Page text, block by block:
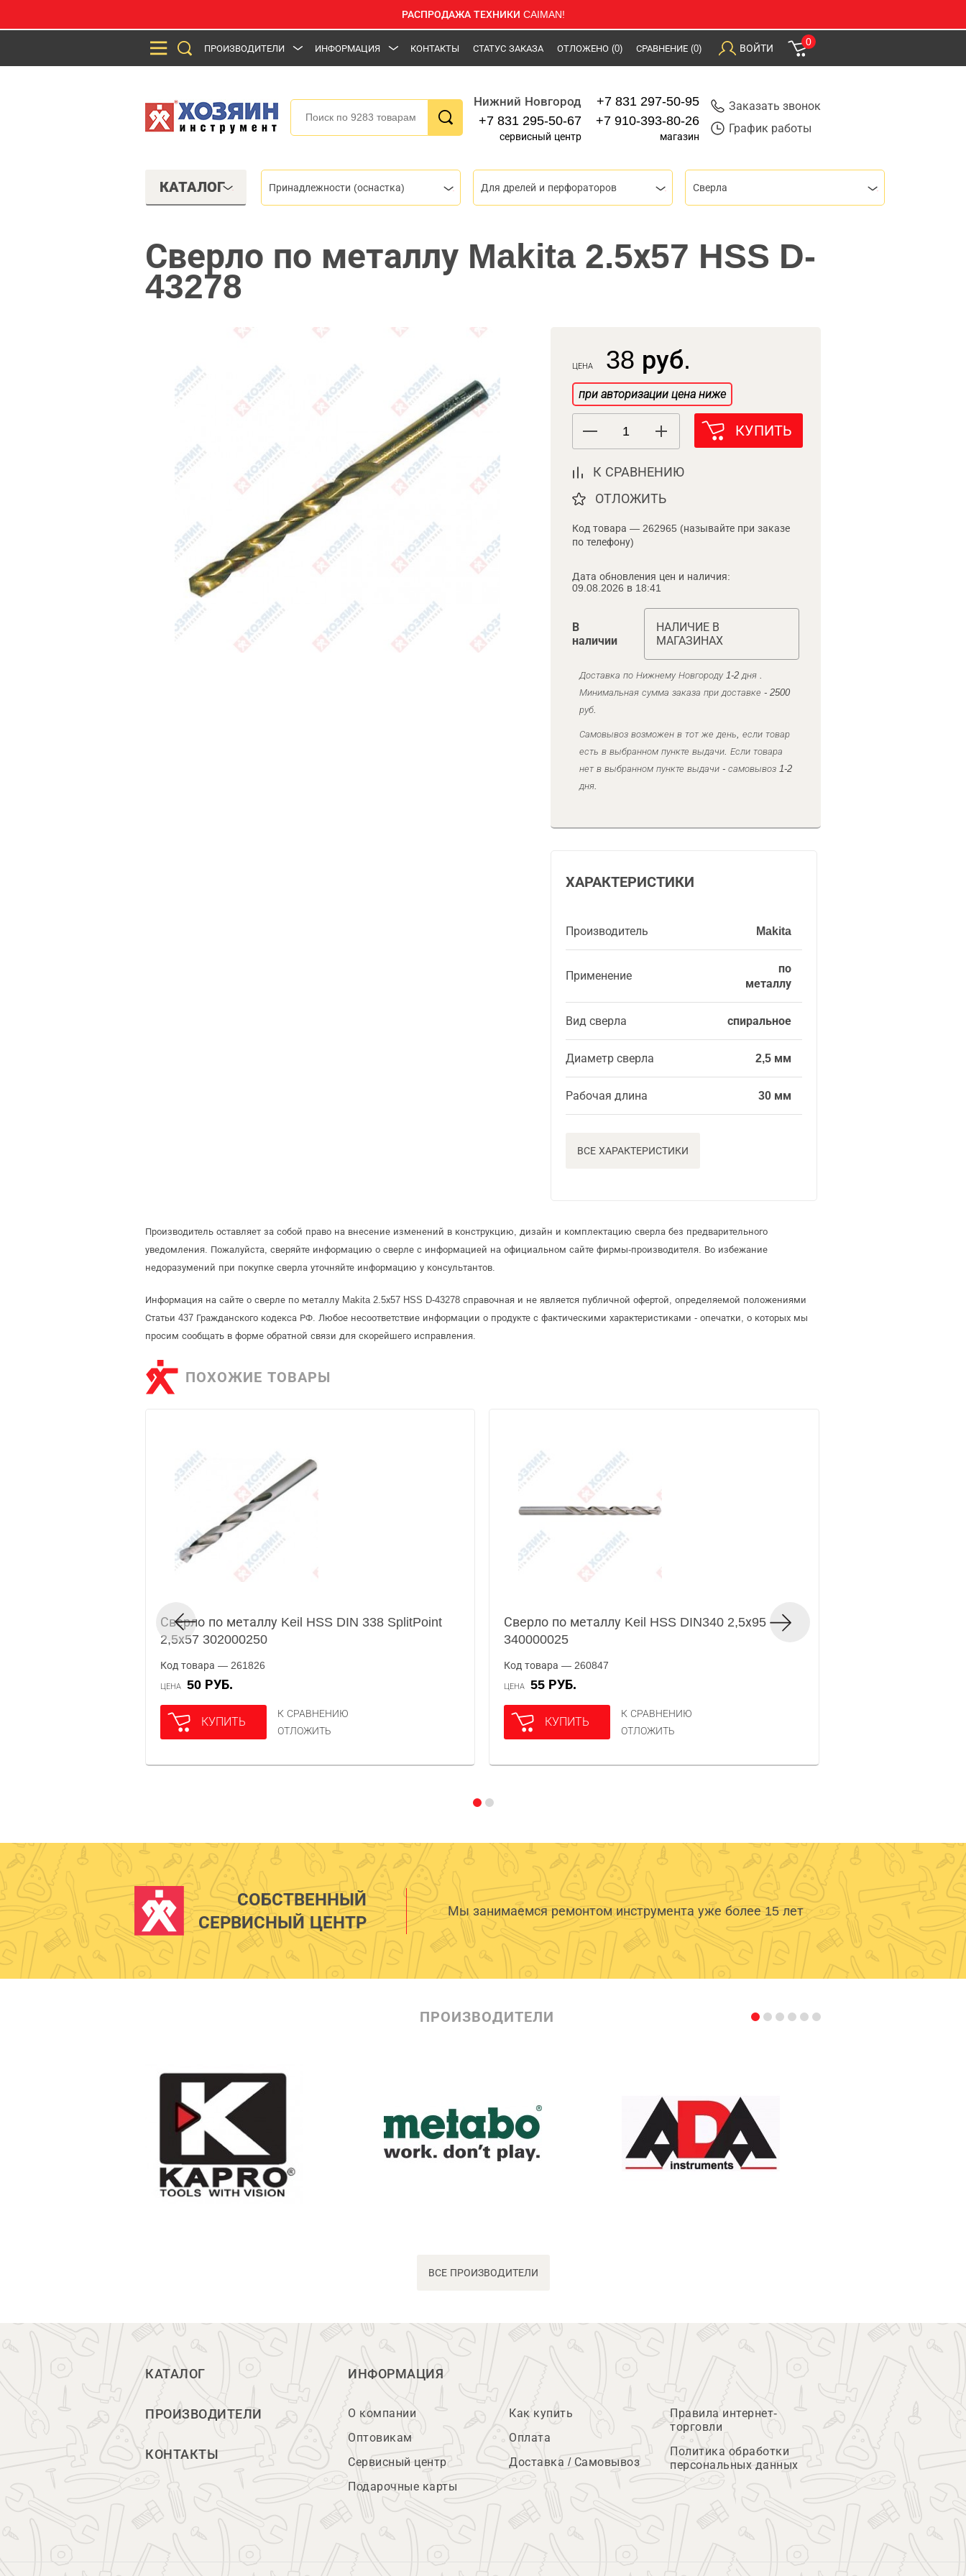
РАСПРОДАЖА ТЕХНИКИ CAIMAN!
ПРОИЗВОДИТЕЛИ ИНФОРМАЦИЯ КОНТАКТЫ СТАТУС ЗАКАЗА ОТЛОЖЕНО (0) СРАВНЕНИЕ (0) ВОЙТИ
0
Нижний Новгород
+7 831 295-50-67
сервисный центр
+7 831 297-50-95
+7 910-393-80-26
магазин
Заказать звонок
График работы
КАТАЛОГ Принадлежности (оснастка) Для дрелей и перфораторов Сверла
Сверло по металлу Makita 2.5х57 HSS D-
43278
ЦЕНА 38 руб.
при авторизации цена ниже
КУПИТЬ
К СРАВНЕНИЮ
ОТЛОЖИТЬ
Код товара — 262965 (называйте при заказе
по телефону)
Дата обновления цен и наличия:
09.08.2026 в 18:41
В
наличии
НАЛИЧИЕ В
МАГАЗИНАХ
Доставка по Нижнему Новгороду 1-2 дня .
Минимальная сумма заказа при доставке - 2500
руб.
Самовывоз возможен в тот же день, если товар
есть в выбранном пункте выдачи. Если товара
нет в выбранном пункте выдачи - самовывоз 1-2
дня.
ХАРАКТЕРИСТИКИ
Производитель Makita
Применение
по
металлу
Вид сверла спиральное
Диаметр сверла 2,5 мм
Рабочая длина 30 мм
ВСЕ ХАРАКТЕРИСТИКИ
Производитель оставляет за собой право на внесение изменений в конструкцию, дизайн и комплектацию сверла без предварительного
уведомления. Пожалуйста, сверяйте информацию о сверле с информацией на официальном сайте фирмы-производителя. Во избежание
недоразумений при покупке сверла уточняйте информацию у консультантов.
Информация на сайте о сверле по металлу Makita 2.5х57 HSS D-43278 справочная и не является публичной офертой, определяемой положениями
Статьи 437 Гражданского кодекса РФ. Любое несоответствие информации о продукте с фактическими характеристиками - опечатки, о которых мы
просим сообщать в форме обратной связи для скорейшего исправления.
ПОХОЖИЕ ТОВАРЫ
Сверло по металлу Keil HSS DIN 338 SplitPoint
2,5х57 302000250
Код товара — 261826
ЦЕНА 50 РУБ.
КУПИТЬ
К СРАВНЕНИЮ
ОТЛОЖИТЬ
Сверло по металлу Keil HSS DIN340 2,5х95
340000025
Код товара — 260847
ЦЕНА 55 РУБ.
КУПИТЬ
К СРАВНЕНИЮ
ОТЛОЖИТЬ
СОБСТВЕННЫЙ
СЕРВИСНЫЙ ЦЕНТР
Мы занимаемся ремонтом инструмента уже более 15 лет
ПРОИЗВОДИТЕЛИ
ВСЕ ПРОИЗВОДИТЕЛИ
КАТАЛОГ
ПРОИЗВОДИТЕЛИ
КОНТАКТЫ
ИНФОРМАЦИЯ
О компании
Оптовикам
Сервисный центр
Подарочные карты
Как купить
Оплата
Доставка / Самовывоз
Правила интернет-
торговли
Политика обработки
персональных данных